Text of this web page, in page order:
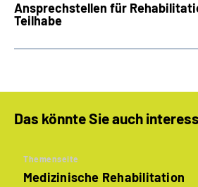
Ansprechstellen für
Teilhabe
Das könnte Sie auch
Themenseite
Medizinische Rehabilitation